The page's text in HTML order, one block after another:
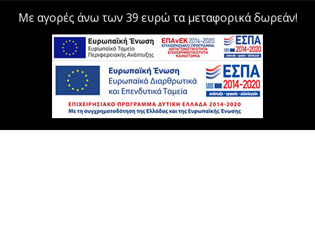
Με αγορές άνω των 39 ευρώ τα μεταφορικά δωρεάν!